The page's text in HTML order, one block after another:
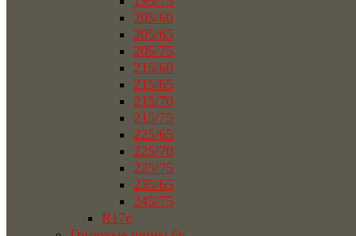
205/60
205/65
205/75
215/60
215/65
215/70
215/75
225/65
225/70
225/75
235/65
245/75
R17c